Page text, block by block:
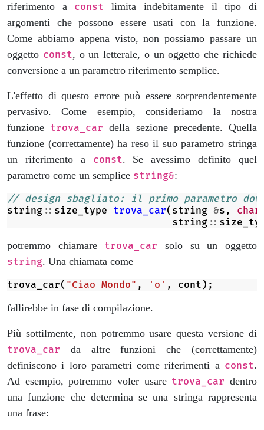
riferimento a const limita indebitamente il tipo di
argomenti che possono essere usati con la funzione.
Come abbiamo appena visto, non possiamo passare un
oggetto const, o un letterale, o un oggetto che richiede
conversione a un parametro riferimento semplice.
L'effetto di questo errore può essere sorprendentemente
pervasivo. Come esempio, consideriamo la nostra
funzione trova_car della sezione precedente. Quella
funzione (correttamente) ha reso il suo parametro stringa
un riferimento a const. Se avessimo definito quel
parametro come un semplice string&:
// design sbagliato: il primo parametro
string :: size_type trova_car( string &s ,
char
string ::
potremmo chiamare trova_car solo su un oggetto
string. Una chiamata come
trova_car( "Ciao Mondo" , 'o' , cont );
fallirebbe in fase di compilazione.
Più sottilmente, non potremmo usare questa versione di
trova_car da altre funzioni che (correttamente)
definiscono i loro parametri come riferimenti a const.
Ad esempio, potremmo voler usare trova_car dentro
una funzione che determina se una stringa rappresenta
una frase: